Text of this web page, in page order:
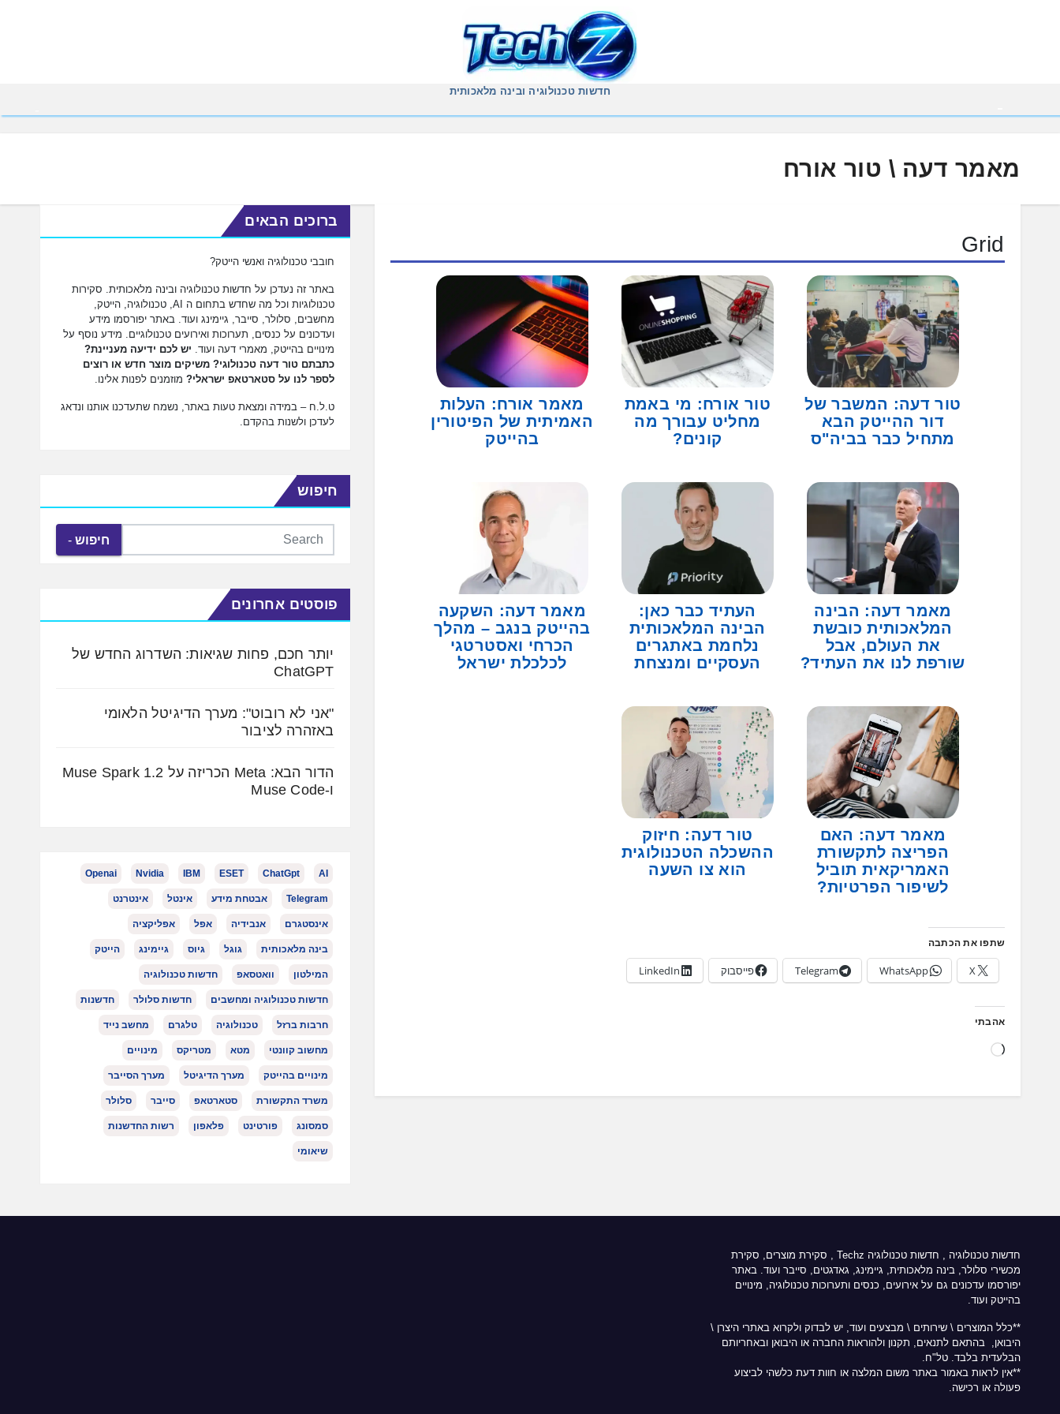
חדשות טכנולוגיה ובינה מלאכותית
מאמר דעה \ טור אורח
Grid
טור דעה: המשבר של
דור ההייטק הבא
מתחיל כבר בביה"ס
טור אורח: מי באמת
מחליט עבורך מה
קונים?
מאמר אורח: העלות
האמיתית של הפיטורין
בהייטק
מאמר דעה: הבינה
המלאכותית כובשת
את העולם, אבל
שורפת לנו את העתיד?
העתיד כבר כאן:
הבינה המלאכותית
נלחמת באתגרים
העסקיים ומנצחת
מאמר דעה: השקעה
בהייטק בנגב – מהלך
הכרחי ואסטרטגי
לכלכלת ישראל
מאמר דעה: האם
הפריצה לתקשורת
האמריקאית תוביל
לשיפור הפרטיות?
טור דעה: חיזוק
ההשכלה הטכנולוגית
הוא צו השעה
שתפו את הכתבה
X
WhatsApp
Telegram פייסבוק LinkedIn
אהבתי
טוען...
ברוכים הבאים
חובבי טכנולוגיה ואנשי הייטק?
באתר זה נעדכן על חדשות טכנולוגיה ובינה מלאכותית. סקירות
טכנולוגיות וכל מה שחדש בתחום ה AI, טכנולוגיה, הייטק,
מחשבים, סלולר, סייבר, גיימינג ועוד. באתר יפורסמו מידע
ועדכונים על כנסים, תערוכות ואירועים טכנולוגיים. מידע נוסף על
מינויים בהייטק, מאמרי דעה ועוד. יש לכם ידיעה מעניינת?
כתבתם טור דעה טכנולוגי? משיקים מוצר חדש או רוצים
לספר לנו על סטארטאפ ישראלי? מוזמנים לפנות אלינו.
ט.ל.ח – במידה ומצאת טעות באתר, נשמח שתעדכנו אותנו ונדאג
לעדכן ולשנות בהקדם.
חיפוש
חיפוש
פוסטים אחרונים
יותר חכם, פחות שגיאות: השדרוג החדש של
ChatGPT
"אני לא רובוט": מערך הדיגיטל הלאומי
באזהרה לציבור
הדור הבא: Meta הכריזה על Muse Spark 1.2
ו-Muse Code
AI
ChatGpt
ESET
IBM
Nvidia
Openai
Telegram אבטחת מידע אינטל אינטרנט
אינסטגרם אנבידיה אפל אפליקציה
בינה מלאכותית גוגל גיוס גיימינג הייטק
המילטון וואטסאפ חדשות טכנולוגיה
חדשות טכנולוגיה ומחשבים חדשות סלולר חדשנות
חרבות ברזל טכנולוגיה טלגרם מחשב נייד
מחשוב קוונטי מטא מטריקס מינויים
מינויים בהייטק מערך הדיגיטל מערך הסייבר
משרד התקשורת סטארטאפ סייבר סלולר
סמסונג פורטינט פלאפון רשות החדשנות
שיאומי
חדשות טכנולוגיה , חדשות טכנולוגיה Techz
, סקירת מוצרים, סקירת
מכשירי סלולר, בינה מלאכותית, גיימינג, גאדגטים, סייבר ועוד. באתר
יפורסמו עדכונים גם על אירועים, כנסים ותערוכות טכנולוגיה, מינויים
בהייטק ועוד.
**כלל המוצרים \ שירותים \ מבצעים ועוד, יש לבדוק ולקרוא באתרי היצרן \
היבואן, בהתאם לתנאים, תקנון ולהוראות החברה או היבואן ובאחריותם
הבלעדית בלבד. טל"ח.
**אין לראות באמור באתר משום המלצה או חוות דעת כלשהי לביצוע
פעולה או רכישה.